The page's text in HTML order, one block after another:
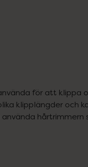
för att klippa
klipplängder och
hårtrimmern